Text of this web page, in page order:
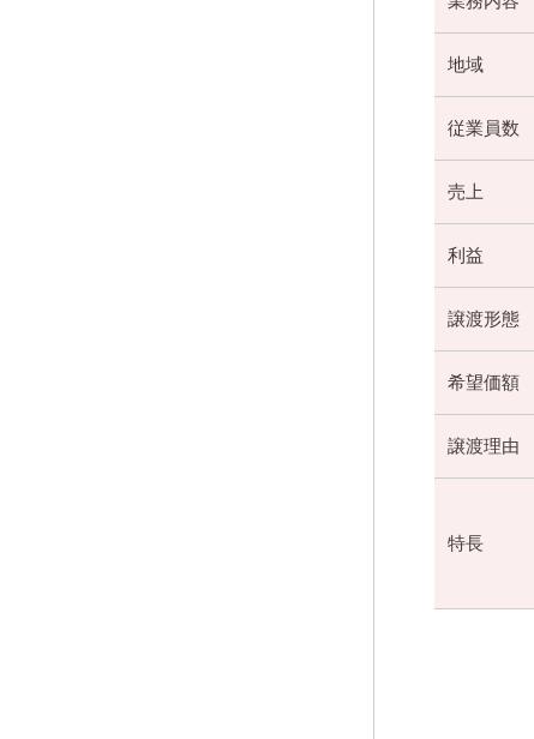
地域
従業員数
売上
利益
譲渡形態
希望価額
譲渡理由
特長